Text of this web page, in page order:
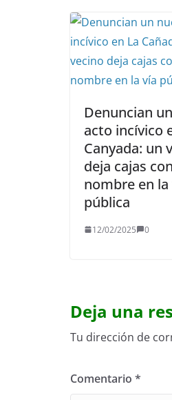
Denuncian
acto incívico
Canyada: un
deja cajas
nombre en la
pública
12/02/2025 0
Deja una
Tu dirección de
Comentario *